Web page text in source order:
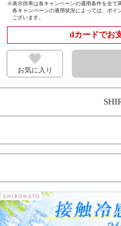
※表示倍率は各キャンペーンの適用条件を全て
各キャンペーンの適用状況によっては、ポイ
ございます。
dカードでお
お気に入り